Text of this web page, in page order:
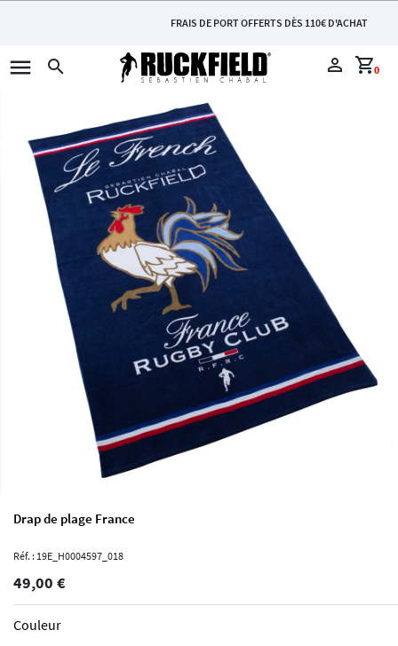
FRAIS DE PORT OFFERTS DÈS 110€ D'ACHAT
menu search perm_identity 0
shopping_cart
Drap de plage France
Réf. : 19E_H0004597_018
49,00 €
Couleur